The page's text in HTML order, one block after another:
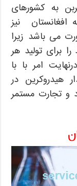
به کشورهای
افغانستان نیز
می باشد زیرا
برای تولید هر
امر با با
هیدروکرین در
و تجارت مستمر